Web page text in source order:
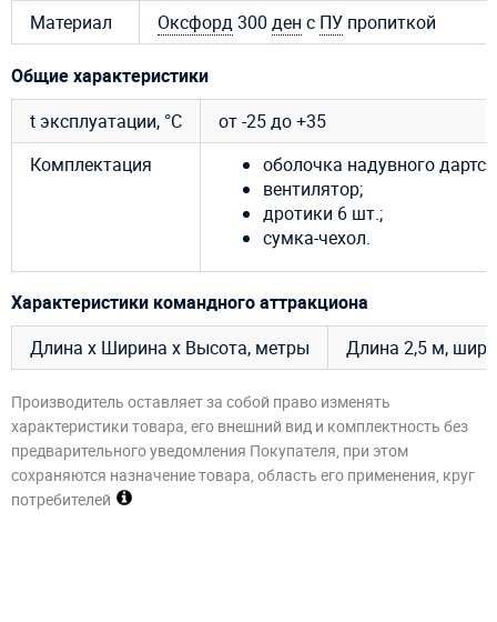
Материал
Оксфорд300 ден с ПУ пропиткой
Общие характеристики
t эксплуатации, °C
от -25 до +35
Комплектация
оболочка надувного
вентилятор;
дротики 6 шт.;
сумка-чехол.
Характеристики командного аттракциона
Длина х Ширина х Высота, метры
Длина 2,5 м,
Производитель оставляет за собой право изменять
характеристики товара, его внешний вид и комплектность без
предварительного уведомления Покупателя, при этом
сохраняются назначение товара, область его применения, круг
потребителей